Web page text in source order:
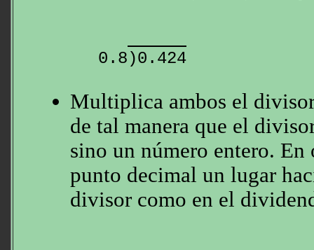
Multiplica ambos el
de tal manera que el
sino un número entero. En
punto decimal un lugar
divisor como en el